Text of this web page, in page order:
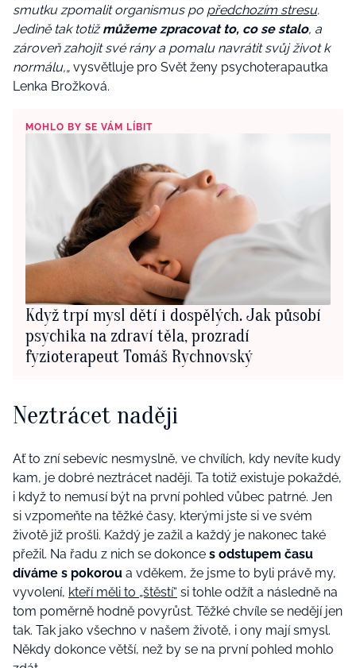
smutku zpomalit organismus po předchozím stresu.
Jedině tak totižmůžeme zpracovat to, co se stalo, a
zároveň zahojit své rány a pomalu navrátit svůj život k
normálu,„ vysvětluje pro Svět ženy psychoterapautka
Lenka Brožková.
MOHLO BY SE VÁM LÍBIT
Když trpí mysl dětí i dospělých. Jak působí
psychika na zdraví těla, prozradí
fyzioterapeut Tomáš Rychnovský
Neztrácet naději
Ať to zní sebevíc nesmyslně, ve chvílích, kdy nevíte kudy
kam, je dobré neztrácet naději. Ta totiž existuje pokaždé,
i když to nemusí být na první pohled vůbec patrné. Jen
si vzpomeňte na těžké časy, kterými jste si ve svém
životě již prošli. Každý je zažil a každý je nakonec také
přežil. Na řadu z nich se dokonce s odstupem času
díváme s pokorou a vděkem, že jsme to byli právě my,
vyvolení, kteří měli to „štěstí“ si tohle odžít a následně na
tom poměrně hodně povyrůst. Těžké chvíle se nedějí jen
tak. Tak jako všechno v našem životě, i ony mají smysl.
Někdy dokonce větší, než by se na první pohled mohlo